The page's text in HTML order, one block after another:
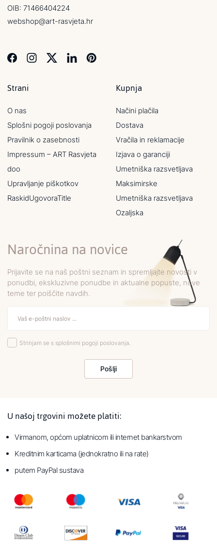
OIB: 71466404224
webshop@art-rasvjeta.hr
Strani
O nas
Splošni pogoji poslovanja
Pravilnik o zasebnosti
Impressum – ART Rasvjeta
doo
Upravljanje piškotkov
RaskidUgovoraTitle
Kupnja
Načini plačila
Dostava
Vračila in reklamacije
Izjava o garanciji
Umetniška razsvetljava
Maksimirske
Umetniška razsvetljava
Ozaljska
Naročnina na novice
Prijavite se na naš poštni seznam in spremljajte novosti v
ponudbi, ekskluzivne ponudbe in aktualne popuste, nove
teme ter poiščite navdih.
Strinjam se s splošnimi pogoji poslovanja.
Pošlji
U našoj trgovini možete platiti:
Virmanom, općom uplatnicom ili internet bankarstvom
Kreditnim karticama (jednokratno ili na rate)
putem PayPal sustava